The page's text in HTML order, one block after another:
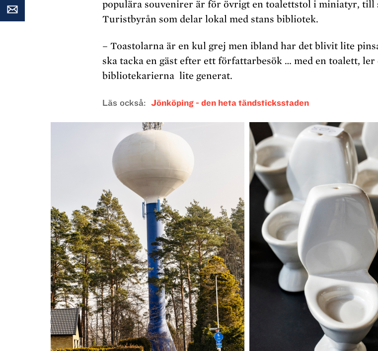
populära souvenirer är för övrigt en toalettstol i miniatyr, till
Turistbyrån som delar lokal med stans bibliotek.
– Toastolarna är en kul grej men ibland har det blivit lite
ska tacka en gäst efter ett författarbesök … med en toalett, ler
bibliotekarierna lite generat.
Läs också Jönköping - den heta tändsticksstaden